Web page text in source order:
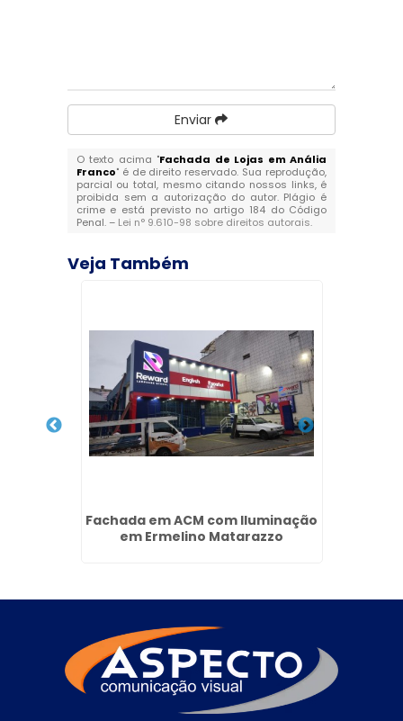
Enviar
O texto acima "Fachada de Lojas em Anália
Franco" é de direito reservado. Sua reprodução,
parcial ou total, mesmo citando nossos links, é
proibida sem a autorização do autor. Plágio é
crime e está previsto no artigo 184 do Código
Penal. – Lei n° 9.610-98 sobre direitos autorais.
Veja Também
Fachada em ACM com Iluminação
em Ermelino Matarazzo